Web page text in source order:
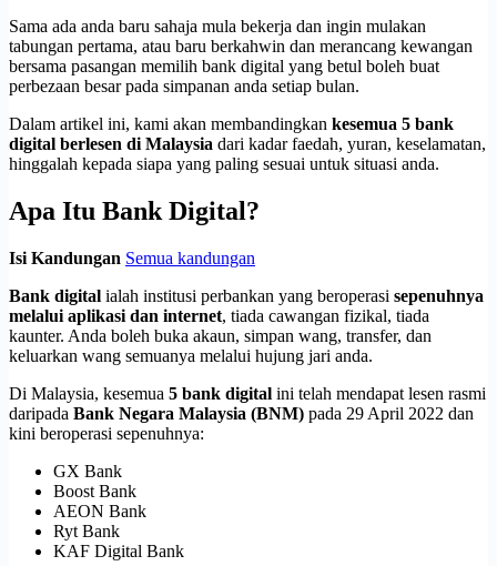
Sama ada anda baru sahaja mula bekerja dan ingin mulakan
tabungan pertama, atau baru berkahwin dan merancang kewangan
bersama pasangan memilih bank digital yang betul boleh buat
perbezaan besar pada simpanan anda setiap bulan.
Dalam artikel ini, kami akan membandingkan kesemua 5 bank
digital berlesen di Malaysia dari kadar faedah, yuran, keselamatan,
hinggalah kepada siapa yang paling sesuai untuk situasi anda.
Apa Itu Bank Digital?
Isi Kandungan Semua kandungan
Bank digital ialah institusi perbankan yang beroperasi sepenuhnya
melalui aplikasi dan internet, tiada cawangan fizikal, tiada
kaunter. Anda boleh buka akaun, simpan wang, transfer, dan
keluarkan wang semuanya melalui hujung jari anda.
Di Malaysia, kesemua 5 bank digital ini telah mendapat lesen rasmi
daripada Bank Negara Malaysia (BNM) pada 29 April 2022 dan
kini beroperasi sepenuhnya:
GX Bank
Boost Bank
AEON Bank
Ryt Bank
KAF Digital Bank